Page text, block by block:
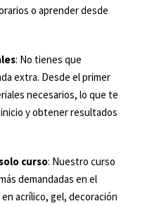
o aprender desde
: No tienes que
extra. Desde el primer
necesarios, lo que te
y obtener resultados
curso: Nuestro curso
demandadas en el
acrílico, gel, decoración